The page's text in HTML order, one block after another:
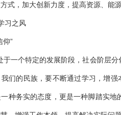
式，加大创新力度，提高资源、能
之风
”
一个特定的发展阶段，社会阶层分
们的民族，要不断通过学习，增
种务实的态度，更是一种脚踏实